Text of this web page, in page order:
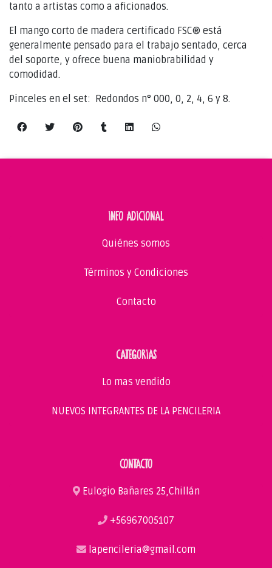
tanto a artistas como a aficionados.
El mango corto de madera certificado FSC® está
generalmente pensado para el trabajo sentado, cerca
del soporte, y ofrece buena maniobrabilidad y
comodidad.
Pinceles en el set: Redondos n° 000, 0, 2, 4, 6 y 8.
INFO ADICIONAL
Quiénes somos
Términos y Condiciones
Contacto
CATEGORIAS
Lo mas vendido
NUEVOS INTEGRANTES DE LA PENCILERIA
CONTACTO
Eulogio Bañares 25,Chillán
+56967005107
lapencileria@gmail.com